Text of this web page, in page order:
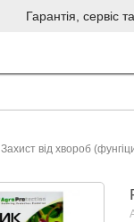
Гарантія, сервіс
Захист від хвороб